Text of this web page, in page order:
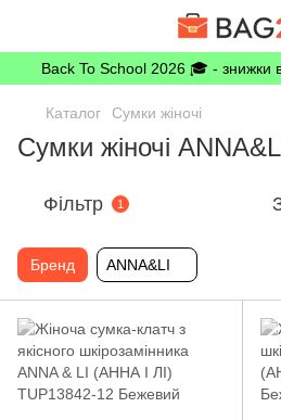
Back To School 2026 🎓 - знижки
Каталог Сумки жіночі
Сумки жіночі
Фільтр 1
Бренд ANNA&LI